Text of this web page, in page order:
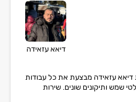
דיאא עזאידה
עזאידה מבצעת את כל עבודות
שמש ותיקונים שונים. שירות